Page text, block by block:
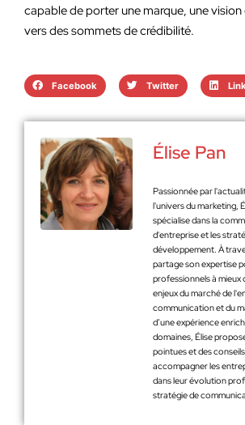
capable de porter une marque, une vision
vers des sommets de crédibilité.
Facebook Twitter
Élise Pan
Passionnée par
l'univers du marketing,
spécialise dans la
d'entreprise et les
développement. À
partage son expertise
professionnels à mieux
enjeux du marché de
communication et du
d’une expérience
domaines, Élise
pointues et des
accompagner les
dans leur évolution
stratégie de